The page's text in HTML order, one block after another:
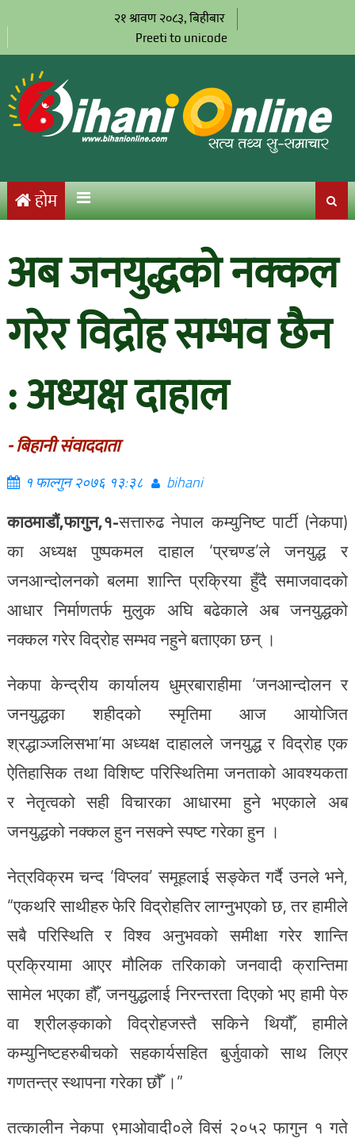
२१ श्रावण २०८३, बिहीबार
Preeti to unicode
होम
अब जनयुद्धको नक्कल
गरेर विद्रोह सम्भव छैन
: अध्यक्ष दाहाल
- बिहानी संवाददाता
१ फाल्गुन २०७६ १३:३८ bihani
काठमाडौं,फागुन,१-सत्तारुढ नेपाल कम्युनिष्ट पार्टी (नेकपा)
का अध्यक्ष पुष्पकमल दाहाल ‘प्रचण्ड’ले जनयुद्ध र
जनआन्दोलनको बलमा शान्ति प्रक्रिया हुँदै समाजवादको
आधार निर्माणतर्फ मुलुक अघि बढेकाले अब जनयुद्धको
नक्कल गरेर विद्रोह सम्भव नहुने बताएका छन् ।
नेकपा केन्द्रीय कार्यालय धुम्रबाराहीमा ‘जनआन्दोलन र
जनयुद्धका शहीदको स्मृतिमा आज आयोजित
श्रद्धाञ्जलिसभा’मा अध्यक्ष दाहालले जनयुद्ध र विद्रोह एक
ऐतिहासिक तथा विशिष्ट परिस्थितिमा जनताको आवश्यकता
र नेतृत्वको सही विचारका आधारमा हुने भएकाले अब
जनयुद्धको नक्कल हुन नसक्ने स्पष्ट गरेका हुन ।
नेत्रविक्रम चन्द ‘विप्लव’ समूहलाई सङ्केत गर्दै उनले भने,
“एकथरि साथीहरु फेरि विद्रोहतिर लाग्नुभएको छ, तर हामीले
सबै परिस्थिति र विश्व अनुभवको समीक्षा गरेर शान्ति
प्रक्रियामा आएर मौलिक तरिकाको जनवादी क्रान्तिमा
सामेल भएका हौँ, जनयुद्धलाई निरन्तरता दिएको भए हामी पेरु
वा श्रीलङ्काको विद्रोहजस्तै सकिने थियौँ, हामीले
कम्युनिष्टहरुबीचको सहकार्यसहित बुर्जुवाको साथ लिएर
गणतन्त्र स्थापना गरेका छौँ ।”
तत्कालीन नेकपा ९माओवादी०ले विसं २०५२ फागुन १ गते